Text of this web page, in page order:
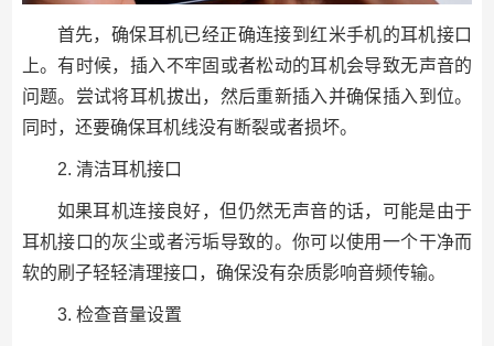
首先，确保耳机已经正确连接到红米手机的耳机接口
上。有时候，插入不牢固或者松动的耳机会导致无声音的
问题。尝试将耳机拔出，然后重新插入并确保插入到位。
同时，还要确保耳机线没有断裂或者损坏。
2. 清洁耳机接口
如果耳机连接良好，但仍然无声音的话，可能是由于
耳机接口的灰尘或者污垢导致的。你可以使用一个干净而
软的刷子轻轻清理接口，确保没有杂质影响音频传输。
3. 检查音量设置